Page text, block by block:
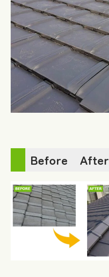
Before After